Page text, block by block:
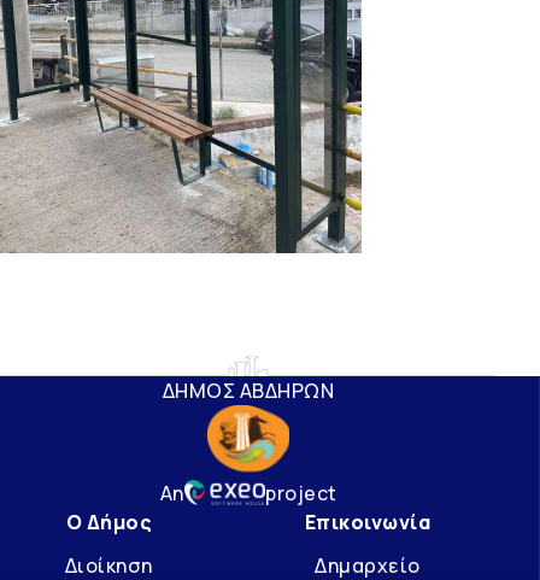
ΔΗΜΟΣ ΑΒΔΗΡΩΝ
An
project
Επικοινωνία
Δημαρχείο
Ο Δήμος
Διοίκηση